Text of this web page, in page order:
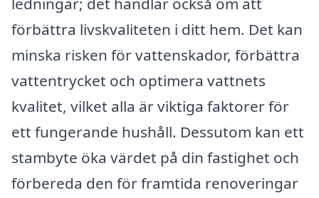
förbättra livskvaliteten i ditt hem. Det kan
minska risken för vattenskador, förbättra
vattentrycket och optimera vattnets
kvalitet, vilket alla är viktiga faktorer för
ett fungerande hushåll. Dessutom kan ett
stambyte öka värdet på din fastighet och
förbereda den för framtida renoveringar